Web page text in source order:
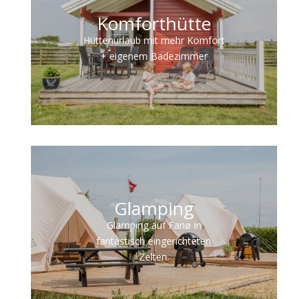
Komforthütte
Hüttenurlaub mit mehr Komfort
+ eigenem Badezimmer
Glamping
Glamping auf Fanø in
fantastisch eingerichteten
Zelten.